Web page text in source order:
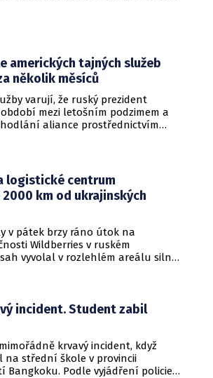
amerických tajných služeb
několik měsíců
varují, že ruský prezident
mezi letošním podzimem a
aliance prostřednictvím
čelí rostoucímu tlaku kvůli
Masivní škody, které ukrajinské
totiž Kreml zahnaly do
logistické centrum
km od ukrajinských
v pátek brzy ráno útok na
Wildberries v ruském
vyvolal v rozlehlém areálu silný
operace.
incident. Student zabil
krvavý incident, když
na střední škole v provincii
Bangkoku. Podle vyjádření policie